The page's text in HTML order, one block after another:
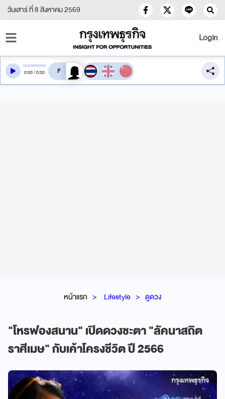
วันเสาร์ ที่ 8 สิงหาคม 2569
Login
หน้าแรก Lifestyle ดูดวง
"โหรฟองสนาน" เปิดดวงชะตา "ลัคนาสถิต
ราศีเมษ" กับเค้าโครงชีวิต ปี 2566
0:00/0:00 สลับเสียงอ่าน